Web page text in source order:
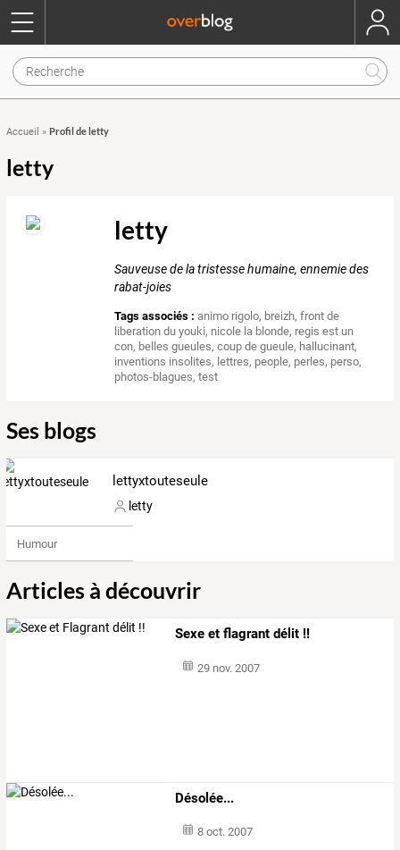
Accueil » Profil de letty
letty
letty
Sauveuse de la tristesse humaine, ennemie des
rabat-joies
Tags associés : animo rigolo, breizh,front de
liberation du youki, nicole la blonde, regis est un
con, belles gueules,coup de gueule, hallucinant,
inventions insolites, lettres, people, perles, perso,
photos-blagues,test
Ses blogs
lettyxtouteseule
letty
Humour
Articles à découvrir
Sexe et flagrant délit !!
29 nov. 2007
Désolée...
8 oct. 2007